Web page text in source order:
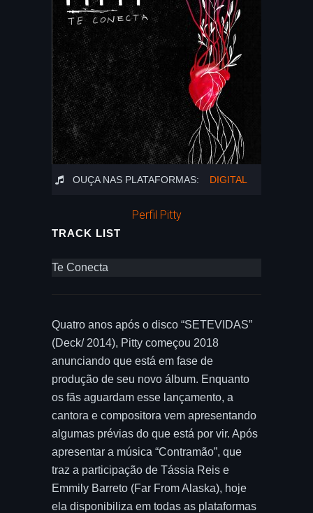
OUÇA NAS PLATAFORMAS: DIGITAL
Perfil Pitty
TRACK LIST
Te Conecta
Quatro anos após o disco “SETEVIDAS”
(Deck/ 2014), Pitty começou 2018
anunciando que está em fase de
produção de seu novo álbum. Enquanto
os fãs aguardam esse lançamento, a
cantora e compositora vem apresentando
algumas prévias do que está por vir. Após
apresentar a música “Contramão”, que
traz a participação de Tássia Reis e
Emmily Barreto (Far From Alaska), hoje
ela disponibiliza em todas as plataformas